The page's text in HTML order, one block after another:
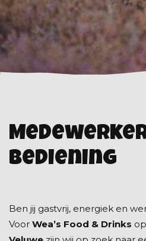
Bediening
Ben jij gastvrij, energiek en
Voor Wea’s Food & Drinks op